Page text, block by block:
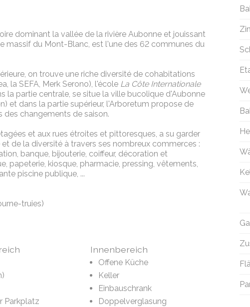
dominant la vallée de la rivière Aubonne et jouissant
massif du Mont-Blanc, est l'une des 62 communes du
on trouve une riche diversité de cohabitations
la SEFA, Merk Serono), l'école La Côte Internationale
la partie centrale, se situe la ville bucolique d'Aubonne
et dans la partie supérieur, l'Arboretum propose de
des changements de saison.
et aux rues étroites et pittoresques, a su garder
de la diversité à travers ses nombreux commerces :
banque, bijouterie, coiffeur, décoration et
papeterie, kiosque, pharmacie, pressing, vêtements,
piscine publique, ...
truies)
Parkplatz
Innenbereich
Offene Küche
Keller
Einbauschrank
Doppelverglasung